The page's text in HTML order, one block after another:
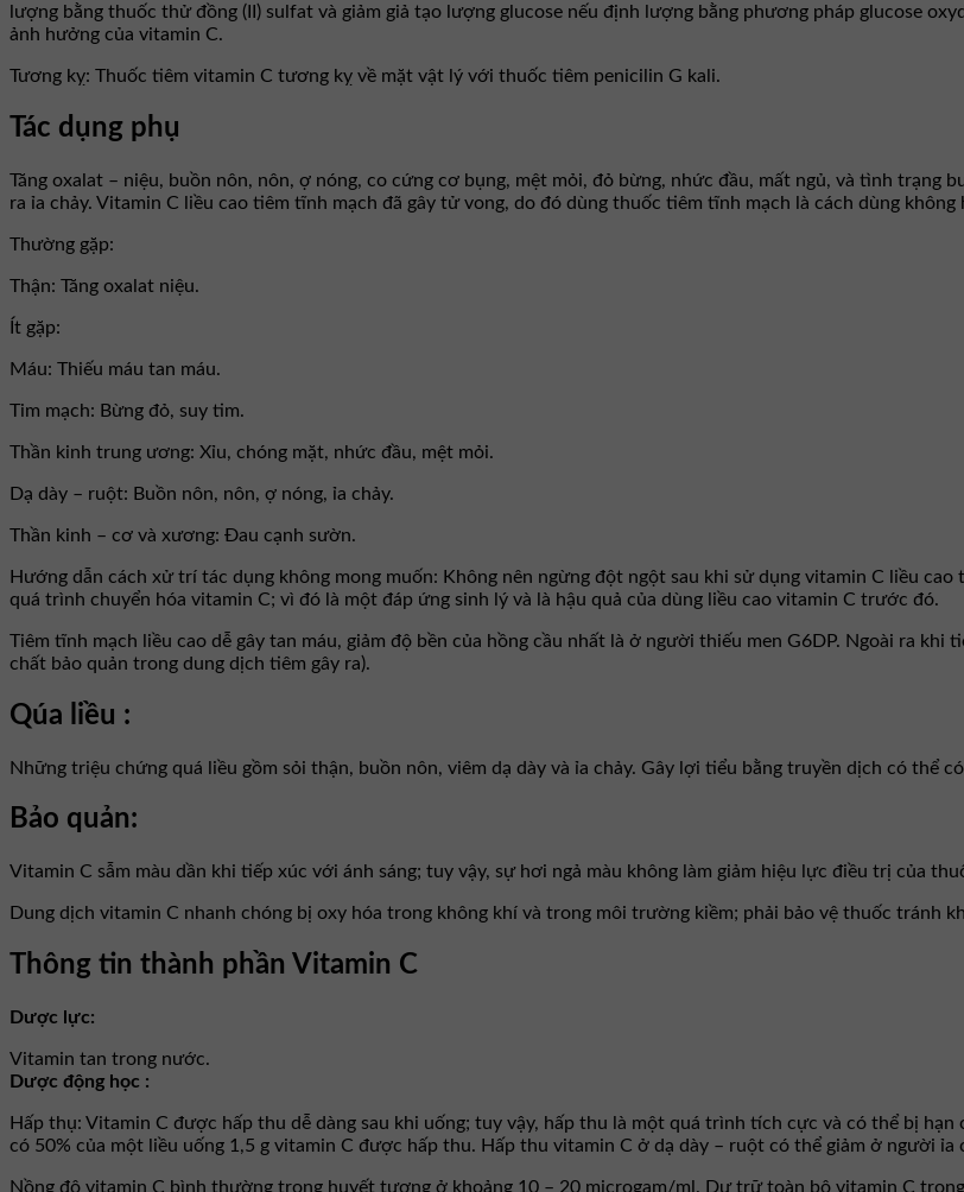
lượng bằng thuốc thử đồng (II) sulfat và giảm giả tạo lượng glucose nếu định lượng bằng phương pháp glucose
ảnh hưởng của vitamin C.
Tương kỵ: Thuốc tiêm vitamin C tương kỵ về mặt vật lý với thuốc tiêm penicilin G kali.
Tác dụng phụ
Tăng oxalat – niệu, buồn nôn, nôn, ợ nóng, co cứng cơ bụng, mệt mỏi, đỏ bừng, nhức đầu, mất ngủ, và tình trạng
ra ỉa chảy. Vitamin C liều cao tiêm tĩnh mạch đã gây tử vong, do đó dùng thuốc tiêm tĩnh mạch là cách dùng không
Thường gặp:
Thận: Tăng oxalat niệu.
Ít gặp:
Máu: Thiếu máu tan máu.
Tim mạch: Bừng đỏ, suy tim.
Thần kinh trung ương: Xỉu, chóng mặt, nhức đầu, mệt mỏi.
Dạ dày – ruột: Buồn nôn, nôn, ợ nóng, ỉa chảy.
Thần kinh – cơ và xương: Ðau cạnh sườn.
Hướng dẫn cách xử trí tác dụng không mong muốn: Không nên ngừng đột ngột sau khi sử dụng vitamin C liều
quá trình chuyển hóa vitamin C; vì đó là một đáp ứng sinh lý và là hậu quả của dùng liều cao vitamin C trước đó.
Tiêm tĩnh mạch liều cao dễ gây tan máu, giảm độ bền của hồng cầu nhất là ở người thiếu men G6DP. Ngoài ra
chất bảo quản trong dung dịch tiêm gây ra).
Qúa liều :
Những triệu chứng quá liều gồm sỏi thận, buồn nôn, viêm dạ dày và ỉa chảy. Gây lợi tiểu bằng truyền dịch có thể
Bảo quản:
Vitamin C sẫm màu dần khi tiếp xúc với ánh sáng; tuy vậy, sự hơi ngả màu không làm giảm hiệu lực điều trị của
Dung dịch vitamin C nhanh chóng bị oxy hóa trong không khí và trong môi trường kiềm; phải bảo vệ thuốc tránh
Thông tin thành phần Vitamin C
Dược lực:
Vitamin tan trong nước.
Dược động học :
Hấp thụ: Vitamin C được hấp thu dễ dàng sau khi uống; tuy vậy, hấp thu là một quá trình tích cực và có thể bị
có 50% của một liều uống 1,5 g vitamin C được hấp thu. Hấp thu vitamin C ở dạ dày – ruột có thể giảm ở người ỉa
Nồng độ vitamin C bình thường trong huyết tương ở khoảng 10 – 20 microgam/ml. Dự trữ toàn bộ vitamin C